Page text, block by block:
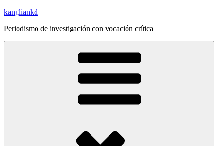
Saltar
contenido
kangliankd
Periodismo de investigación con vocación crítica